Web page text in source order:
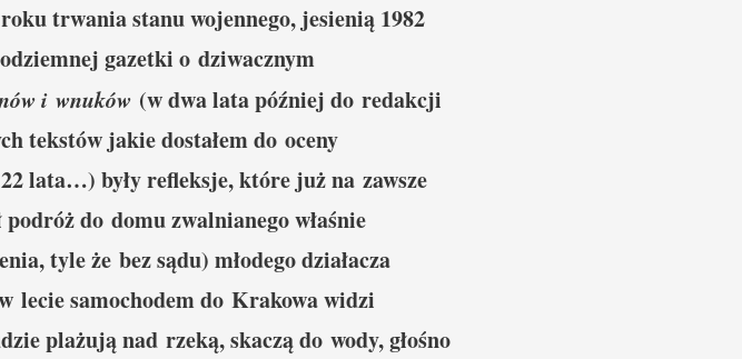
trwania stanu wojennego, jesienią 1982
gazetki o dziwacznym
i wnuków (w dwa lata później do redakcji
tekstów jakie dostałem do oceny
lata…) były refleksje, które już na zawsze
do domu zwalnianego właśnie
tyle że bez sądu) młodego działacza
lecie samochodem do Krakowa widzi
plażują nad rzeką, skaczą do wody, głośno